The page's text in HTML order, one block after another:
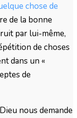
chose de
de la bonne
par lui-même,
de choses
dans un «
de
nous demande